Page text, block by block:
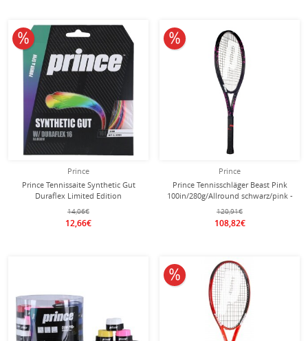
Prince
Prince Tennissaite Synthetic Gut
Duraflex Limited Edition
14,06€
12,66€
10% reduziert
Prince
Prince Tennisschläger Beast Pink
100in/280g/Allround schwarz/pink -
120,91€
108,82€
10% reduziert
10% reduziert